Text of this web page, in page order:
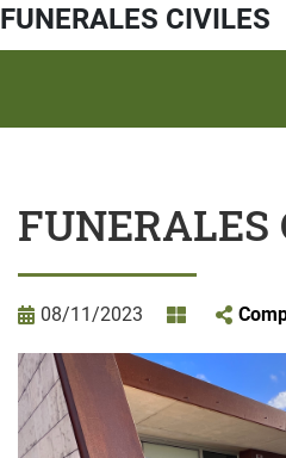
FUNERALES CIVILES
FUNERALES
08/11/2023